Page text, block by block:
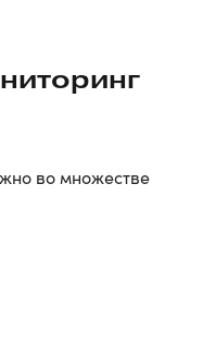
во множестве